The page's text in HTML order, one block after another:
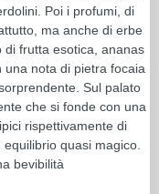
Poi i profumi, di
ma anche di erbe
di frutta esotica, ananas
una nota di pietra focaia
Sul palato
che si fonde con una
rispettivamente di
quasi magico.
bevibilità